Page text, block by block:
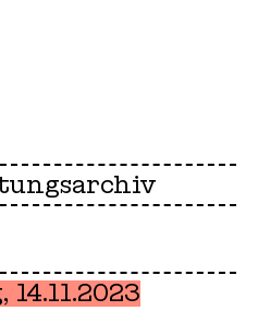
14.11.2023